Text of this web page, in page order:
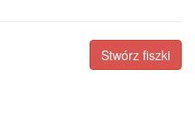
Stwórz fiszki